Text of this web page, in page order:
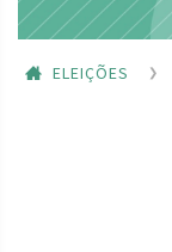
ELEIÇÕES